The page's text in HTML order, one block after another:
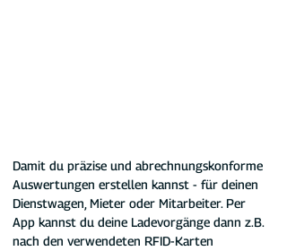
Damit du präzise und abrechnungskonforme
Auswertungen erstellen kannst - für deinen
Dienstwagen, Mieter oder Mitarbeiter. Per
App kannst du deine Ladevorgänge dann z.B.
nach den verwendeten RFID-Karten